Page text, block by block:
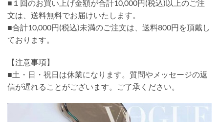
■１回のお買い上げ金額が合計10,000円(税込)以上のご注
文は、送料無料でお届けいたします。
■合計10,000円(税込)未満のご注文は、送料800円を頂戴し
ております。
【注意事項】
■土・日・祝日は休業になります。質問やメッセージの返
信が遅れることがございます。ご了承ください。